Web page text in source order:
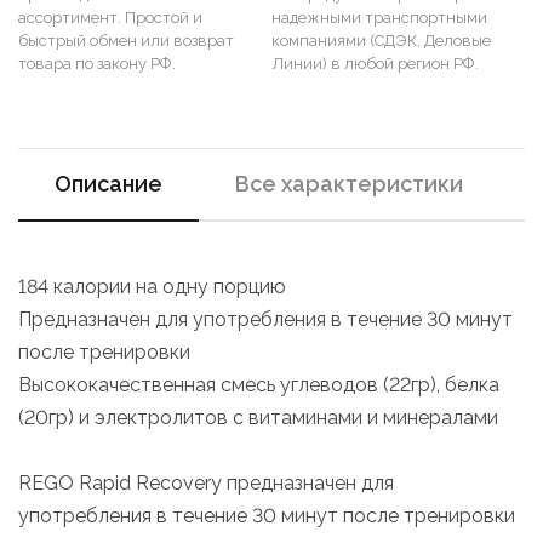
ассортимент. Простой и
быстрый обмен или возврат
товара по закону РФ.
надежными транспортными
компаниями (СДЭК, Деловые
Линии) в любой регион РФ.
Описание Все характеристики
184 калории на одну порцию
Предназначен для употребления в течение 30 минут
после тренировки
Высококачественная смесь углеводов (22гр), белка
(20гр) и электролитов с витаминами и минералами
REGO Rapid Recovery предназначен для
употребления в течение 30 минут после тренировки